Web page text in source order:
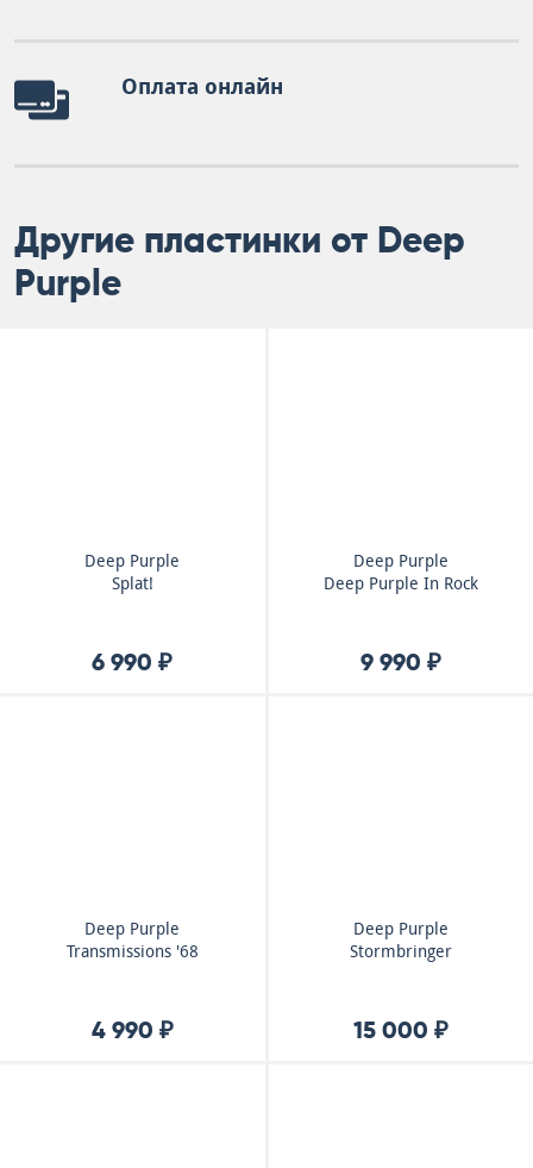
Оплата онлайн
Другие пластинки от Deep
Purple
Deep Purple
Splat!
6 990 ₽
Deep Purple
Deep Purple In Rock
9 990 ₽
Deep Purple
Transmissions '68
4 990 ₽
Deep Purple
Stormbringer
15 000 ₽